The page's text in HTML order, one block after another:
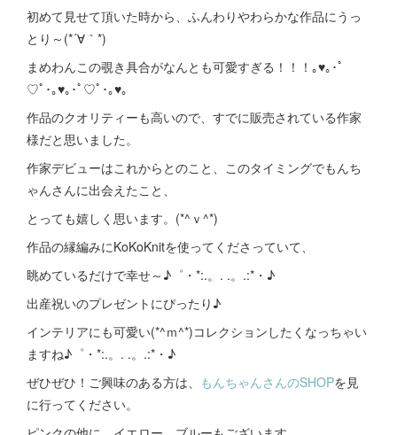
初めて見せて頂いた時から、ふんわりやわらかな作品にうっ
とり～(*´∀｀*)
まめわんこの覗き具合がなんとも可愛すぎる！！！｡♥｡･ﾟ
♡ﾟ･｡♥｡･ﾟ♡ﾟ･｡♥｡
作品のクオリティーも高いので、すでに販売されている作家
様だと思いました。
作家デビューはこれからとのこと、このタイミングでもんち
ゃんさんに出会えたこと、
とっても嬉しく思います。(*^ｖ^*)
作品の縁編みにKoKoKnitを使ってくださっていて、
眺めているだけで幸せ～♪゜・*:.。. .。.:*・♪
出産祝いのプレゼントにぴったり♪
インテリアにも可愛い(*^ｍ^*)コレクションしたくなっちゃい
ますね♪゜・*:.。. .。.:*・♪
ぜひぜひ！ご興味のある方は、 もんちゃんさんのSHOPを見
に行ってください。